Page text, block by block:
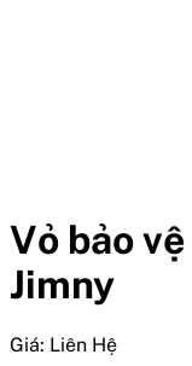
Vỏ bảo
Jimny
Giá: Liên Hệ